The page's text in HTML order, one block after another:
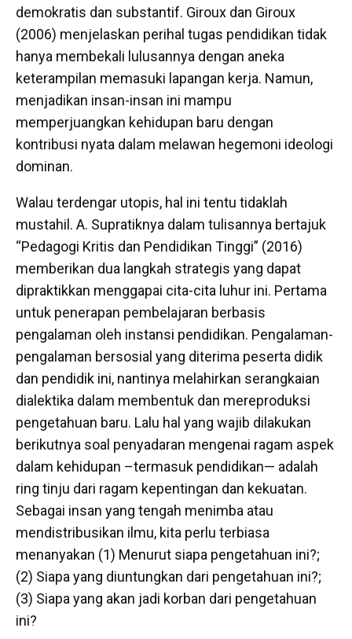
demokratis dan substantif. Giroux dan Giroux
(2006) menjelaskan perihal tugas pendidikan tidak
hanya membekali lulusannya dengan aneka
keterampilan memasuki lapangan kerja. Namun,
menjadikan insan-insan ini mampu
memperjuangkan kehidupan baru dengan
kontribusi nyata dalam melawan hegemoni ideologi
dominan.
Walau terdengar utopis, hal ini tentu tidaklah
mustahil. A. Supratiknya dalam tulisannya bertajuk
“Pedagogi Kritis dan Pendidikan Tinggi” (2016)
memberikan dua langkah strategis yang dapat
dipraktikkan menggapai cita-cita luhur ini. Pertama
untuk penerapan pembelajaran berbasis
pengalaman oleh instansi pendidikan. Pengalaman-
pengalaman bersosial yang diterima peserta didik
dan pendidik ini, nantinya melahirkan serangkaian
dialektika dalam membentuk dan mereproduksi
pengetahuan baru. Lalu hal yang wajib dilakukan
berikutnya soal penyadaran mengenai ragam aspek
dalam kehidupan –termasuk pendidikan— adalah
ring tinju dari ragam kepentingan dan kekuatan.
Sebagai insan yang tengah menimba atau
mendistribusikan ilmu, kita perlu terbiasa
menanyakan (1) Menurut siapa pengetahuan ini?;
(2) Siapa yang diuntungkan dari pengetahuan ini?;
(3) Siapa yang akan jadi korban dari pengetahuan
ini?